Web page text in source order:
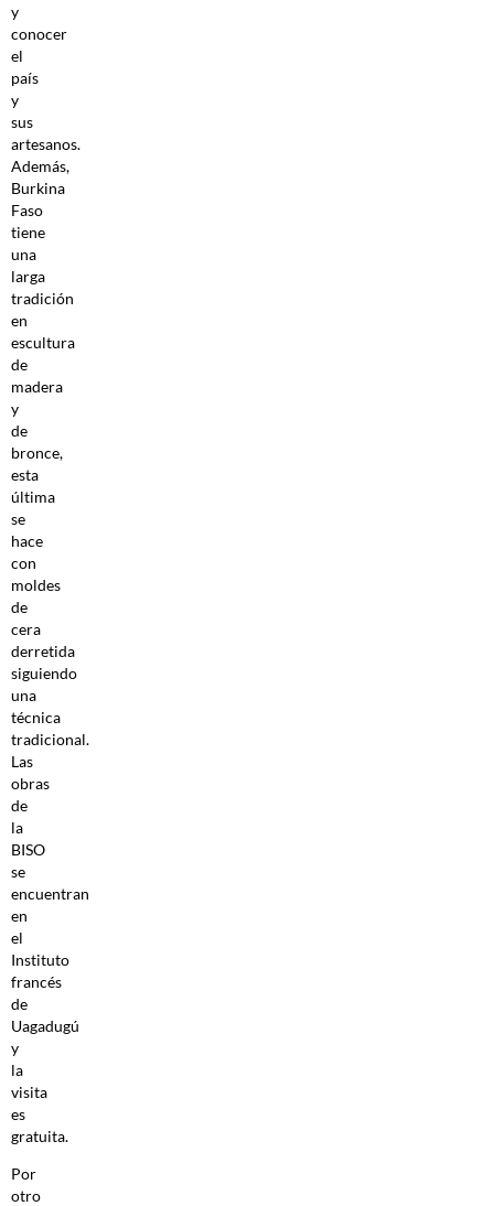
y
conocer
el
país
y
sus
artesanos.
Además,
Burkina
Faso
tiene
una
larga
tradición
en
escultura
de
madera
y
de
bronce,
esta
última
se
hace
con
moldes
de
cera
derretida
siguiendo
una
técnica
tradicional.
Las
obras
de
la
BISO
se
encuentran
en
el
Instituto
francés
de
Uagadugú
y
la
visita
es
gratuita.
Por
otro